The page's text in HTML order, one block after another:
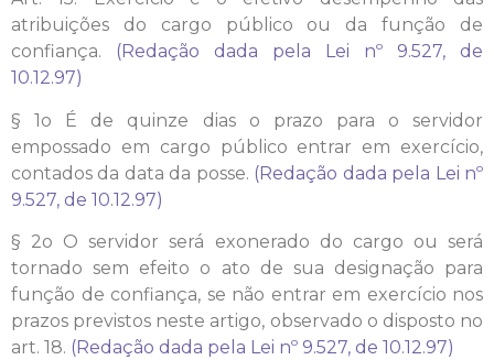
atribuições do cargo público ou da função de
confiança.
(Redação dada pela Lei nº 9.527, de
10.12.97)
§ 1o É de quinze dias o prazo para o servidor
empossado em cargo público entrar em exercício,
contados da data da posse. (Redação dada pela Lei nº
9.527, de 10.12.97)
§ 2o O servidor será exonerado do cargo ou será
tornado sem efeito o ato de sua designação para
função de confiança, se não entrar em exercício nos
prazos previstos neste artigo, observado o disposto no
art. 18. (Redação dada pela Lei nº 9.527, de 10.12.97)